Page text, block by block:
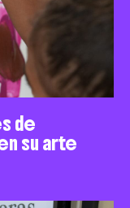
de
su arte